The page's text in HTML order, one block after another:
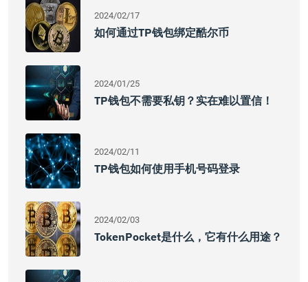
2024/02/17
如何通过TP钱包绑定酷尔币
2024/01/25
TP钱包不需要私钥？实在难以置信！
2024/02/11
TP钱包如何使用手机号码登录
2024/02/03
TokenPocket是什么，它有什么用途？